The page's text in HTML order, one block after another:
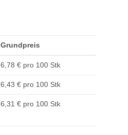
Grundpreis
6,78 € pro 100 Stk
6,43 € pro 100 Stk
6,31 € pro 100 Stk